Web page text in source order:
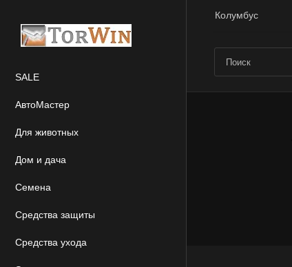
Колумбус
SALE
АвтоМастер
Для животных
Дом и дача
Семена
Средства защиты
Средства ухода